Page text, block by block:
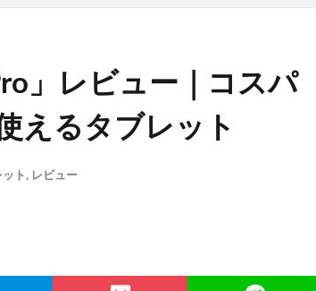
」レビュー｜コスパ
えるタブレット
ト, レビュー